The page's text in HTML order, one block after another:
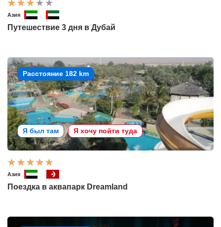
Азия
Путешествие 3 дня в Дубай
Расстояние 182 km
Я был там Я хочу пойти туда
Азия
Поездка в аквапарк Dreamland